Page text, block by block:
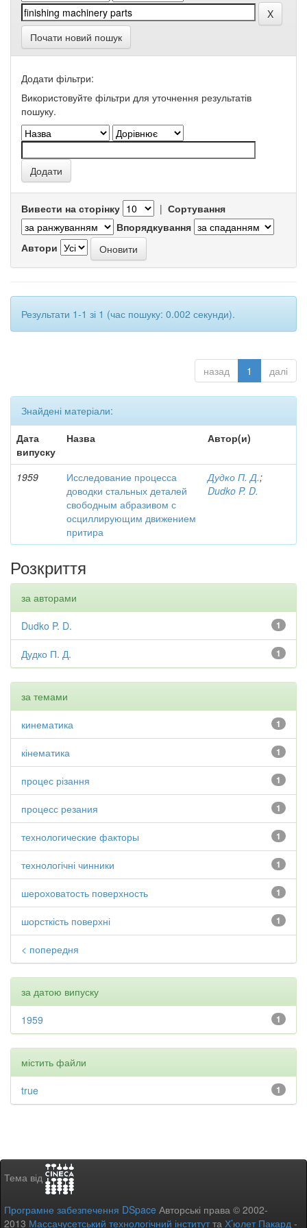
Почати новий пошук
Додати фільтри:
Використовуйте фільтри для уточнення результатів
пошуку.
Вивести на сторінку | Сортування
Впорядкування
Автори
Результати 1-1 зі 1 (час пошуку: 0.002 секунди).
назад 1 далі
Знайдені матеріали:
Дата
випуску
Назва Автор(и)
1959
Исследование процесса
доводки стальных деталей
свободным абразивом с
осциллирующим движением
притира
Дудко П. Д.;
Dudko P. D.
Розкриття
за авторами
1
Dudko P. D.
1
Дудко П. Д.
за темами
1
кинематика
1
кінематика
1
процес різання
1
процесс резания
1
технологические факторы
1
технологічні чинники
1
шероховатость поверхность
1
шорсткість поверхні
< попередня
за датою випуску
1
1959
містить файли
1
true
Тема від
Програмне забезпечення DSpace Авторські права © 2002-
2013 Массачусетський технологічний інститутта Х’юлет Пакард -